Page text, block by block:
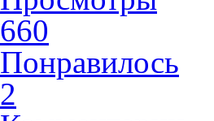
660
Понравилось
2